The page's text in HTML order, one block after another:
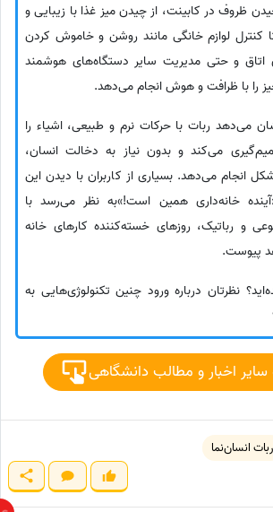
ظروف در کابینت، از چیدن میز غذا با زیبایی و
کنترل لوازم خانگی مانند روشن و خاموش کردن
اتاق و حتی مدیریت سایر دستگاه‌های هوشمند
را با ظرافت و هوش انجام می‌دهد.
می‌دهد ربات با حرکات نرم و طبیعی، اشیاء را
می‌کند و بدون نیاز به دخالت انسان،
انجام می‌دهد. بسیاری از کاربران با دیدن این
خانه‌داری همین است!»به نظر می‌رسد با
و رباتیک، روزهای خسته‌کننده کارهای خانه
پیوست.
نظرتان درباره ورود چنین تکنولوژی‌هایی به
اخبار و مطالب دانشگاهی
ربات انسان‌نما